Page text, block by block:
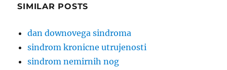
SIMILAR POSTS
dan downovega sindroma
sindrom kronicne utrujenosti
sindrom nemirnih nog